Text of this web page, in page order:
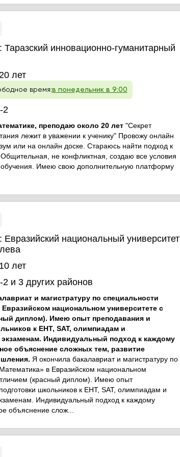
Таразский инновационно-гуманитарный
лет
время:в понедельник в 9:00
2
преподаю около 20 лет "Секрет
лежит в уважении к ученику" Провожу онлайн
или на онлайн доске. Стараюсь найти подход к
не конфликтная, создаю все условия
обучения. Имею свою дополнительную платформу
Евразийский национальный университет
лет
2и 3 других районов
и магистратуру по специальности
национальном университете с
диплом). Имею опыт преподавания и
к ЕНТ, SAT, олимпиадам и
Индивидуальный подход к каждому
объяснение сложных тем, развитие
Я окончила бакалавриат и магистратуру по
в Евразийском национальном
(красный диплом). Имею опыт
школьников к ЕНТ, SAT, олимпиадам и
Индивидуальный подход к каждому
объяснение слож...